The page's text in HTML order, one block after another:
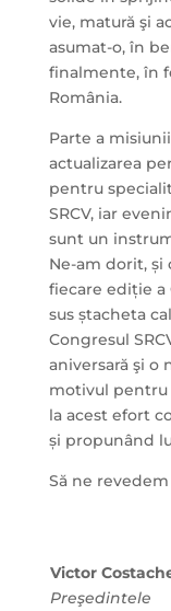
vie, matură şi
asumat-o, în
finalmente, în
România.
Parte a
actualizarea
pentru
SRCV, iar
sunt un
Ne-am dorit, și
fiecare ediție a
sus ștacheta
Congresul
aniversară şi o
motivul pentru
la acest efort
și propunând
Să ne
Victor
Preşedintele